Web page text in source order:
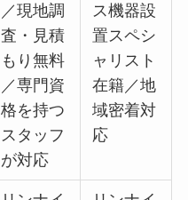
／現地調
査・見積
もり無料
／専門資
格を持つ
スタッフ
が対応
ス機器設
置スペシ
ャリスト
在籍／地
域密着対
応